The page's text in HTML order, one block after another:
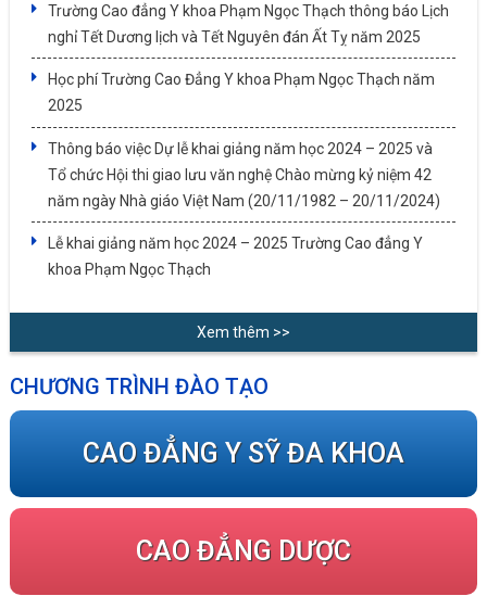
Trường Cao đẳng Y khoa Phạm Ngọc Thạch thông báo Lịch
nghỉ Tết Dương lịch và Tết Nguyên đán Ất Tỵ năm 2025
Học phí Trường Cao Đẳng Y khoa Phạm Ngọc Thạch năm
2025
Thông báo việc Dự lễ khai giảng năm học 2024 – 2025 và
Tổ chức Hội thi giao lưu văn nghệ Chào mừng kỷ niệm 42
năm ngày Nhà giáo Việt Nam (20/11/1982 – 20/11/2024)
Lễ khai giảng năm học 2024 – 2025 Trường Cao đẳng Y
khoa Phạm Ngọc Thạch
Xem thêm >>
CHƯƠNG TRÌNH ĐÀO TẠO
CAO ĐẲNG Y SỸ ĐA KHOA
CAO ĐẲNG DƯỢC